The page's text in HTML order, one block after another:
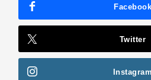
Facebook
Twitter
Instagram